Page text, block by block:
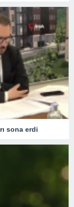
sona erdi